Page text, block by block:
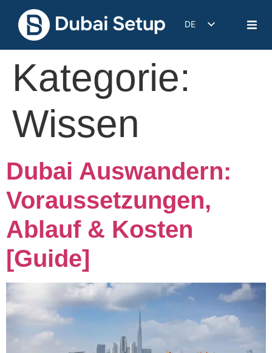
DE
Kategorie:
Wissen
Dubai Auswandern:
Voraussetzungen,
Ablauf & Kosten
[Guide]